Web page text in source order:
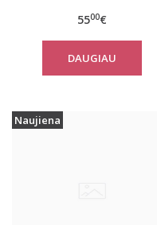
5500€
DAUGIAU
Naujiena